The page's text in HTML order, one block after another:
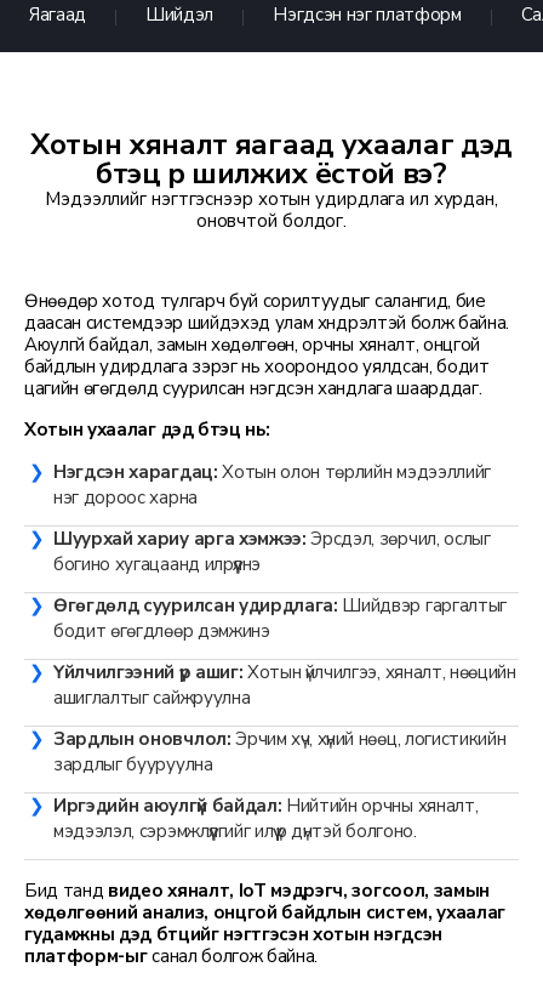
Яагаад Шийдэл Нэгдсэн нэг платформ
Хотын хяналт яагаад ухаалаг дэд
бүтэц рүү шилжих ёстой вэ?
Мэдээллийг нэгтгэснээр хотын удирдлага илүү хурдан,
оновчтой болдог.
Өнөөдөр хотод тулгарч буй сорилтуудыг салангид, бие
даасан системүүдээр шийдэхэд улам хүндрэлтэй болж байна.
Аюулгүй байдал, замын хөдөлгөөн, орчны хяналт, онцгой
байдлын удирдлага зэрэг нь хоорондоо уялдсан, бодит
цагийн өгөгдөлд суурилсан нэгдсэн хандлага шаарддаг.
Хотын ухаалаг дэд бүтэц нь:
Нэгдсэн харагдац: Хотын олон төрлийн мэдээллийг
нэг дороос харна
Шуурхай хариу арга хэмжээ: Эрсдэл, зөрчил, ослыг
богино хугацаанд илрүүлнэ
Өгөгдөлд суурилсан удирдлага: Шийдвэр гаргалтыг
бодит өгөгдлөөр дэмжинэ
Үйлчилгээний үр ашиг: Хотын үйлчилгээ, хяналт, нөөцийн
ашиглалтыг сайжруулна
Зардлын оновчлол:Эрчим хүч, хүний нөөц, логистикийн
зардлыг бууруулна
Иргэдийн аюулгүй байдал: Нийтийн орчны хяналт,
мэдээлэл, сэрэмжлүүлгийг илүү үр дүнтэй болгоно.
Бид танд видео хяналт, IoT мэдрэгч, зогсоол, замын
хөдөлгөөний анализ, онцгой байдлын систем, ухаалаг
гудамжны дэд бүтцийг нэгтгэсэн хотын нэгдсэн
платформ-ыгсанал болгож байна.